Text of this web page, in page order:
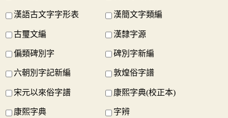
漢語古文字字形表 漢簡文字類編
古璽文編 漢隸字源
偏類碑別字 碑別字新編
六朝別字記新編 敦煌俗字譜
宋元以來俗字譜 康熙字典(校正本)
康熙字典 字辨